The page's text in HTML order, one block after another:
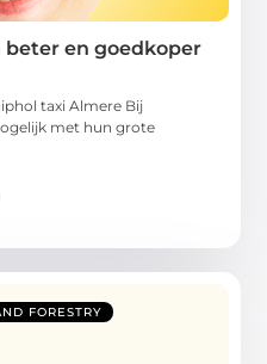
beter en goedkoper
taxi Almere Bij
met hun grote
FORESTRY